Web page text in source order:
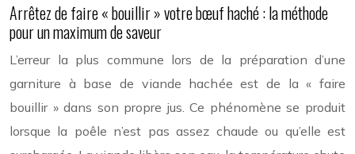
Arrêtez de faire « bouillir » votre bœuf haché : la méthode
pour un maximum de saveur
L’erreur la plus commune lors de la préparation d’une
garniture à base de viande hachée est de la « faire
bouillir » dans son propre jus. Ce phénomène se produit
lorsque la poêle n’est pas assez chaude ou qu’elle est